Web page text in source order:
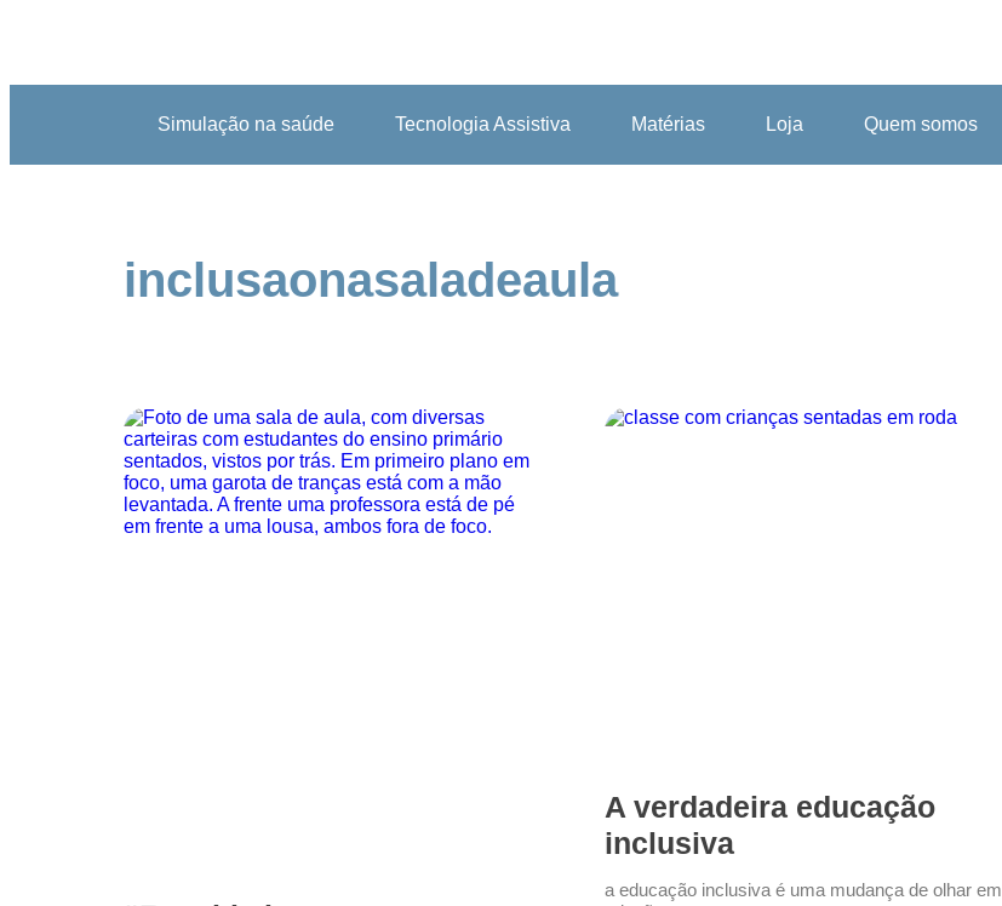
Simulação na saúde Tecnologia Assistiva Matérias Loja Quem somos
inclusaonasaladeaula
A verdadeira educação
inclusiva
a educação inclusiva é uma mudança de olhar em